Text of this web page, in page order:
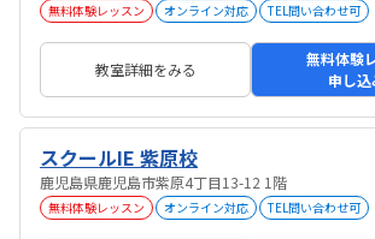
無料体験レッスン オンライン対応 TEL問い合わせ可
教室詳細をみる
無料体験
申し
スクールIE 紫原校
鹿児島県鹿児島市紫原4丁目13-12 1階
無料体験レッスン オンライン対応 TEL問い合わせ可